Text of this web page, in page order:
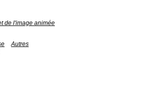
de l'image animée
Autres